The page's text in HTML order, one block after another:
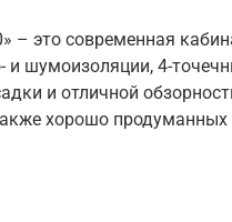
– это современная
и шумоизоляции, 4-
и отличной
хорошо